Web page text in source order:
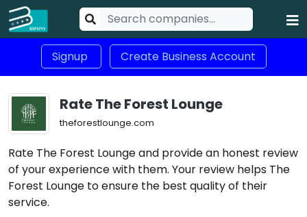
Signup Create Business Account
Rate The Forest Lounge
theforestlounge.com
Rate The Forest Lounge and provide an honest review
of your experience with them. Your review helps The
Forest Lounge to ensure the best quality of their
service.